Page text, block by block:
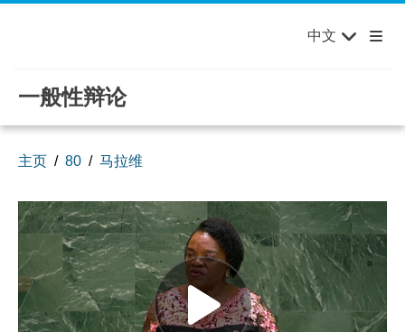
欢迎来到联合国，您的世界！ English Français
Español
中文
一般性辩论
主页 80 马拉维